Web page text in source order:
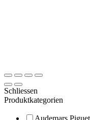
Schliessen
Produktkategorien
Audemars Piguet